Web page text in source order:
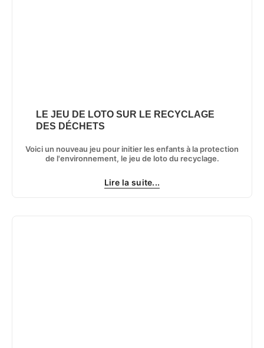
LE JEU DE LOTO SUR LE RECYCLAGE
DES DÉCHETS
Voici un nouveau jeu pour initier les enfants à la protection
de l'environnement, le jeu de loto du recyclage.
Lire la suite...